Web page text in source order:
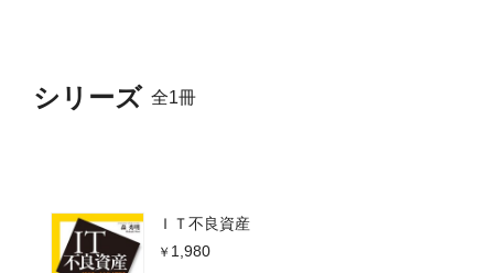
シリーズ 全1冊
ＩＴ不良資産
1,980